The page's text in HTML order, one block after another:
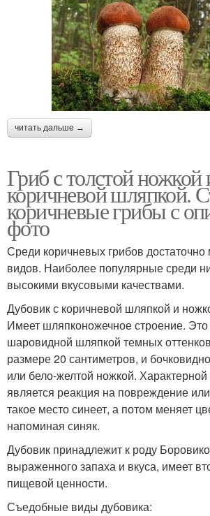
читать дальше →
Гриб с толстой ножкой
коричневой шляпкой.
коричневые грибы с
фото
Среди коричневых грибов
видов. Наиболее популярные среди
высокими вкусовыми качествами.
Дубовик с коричневой шляпкой и
Имеет шляпконожечное строение. Это
шаровидной шляпкой темных
размере 20 сантиметров, и
или бело-желтой ножкой.
является реакция на повреждение
такое место синеет, а потом меняет
напоминая синяк.
Дубовик принадлежит к роду
выраженного запаха и вкуса, имеет
пищевой ценности.
Съедобные виды дубовика: